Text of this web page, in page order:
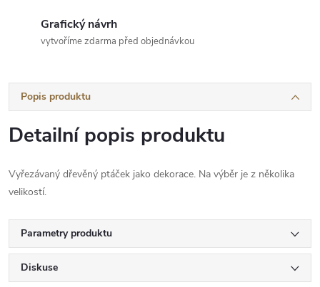
Grafický návrh
vytvoříme zdarma před objednávkou
Popis produktu
Detailní popis produktu
Vyřezávaný dřevěný ptáček jako dekorace. Na výběr je z několika
velikostí.
Parametry produktu
Diskuse